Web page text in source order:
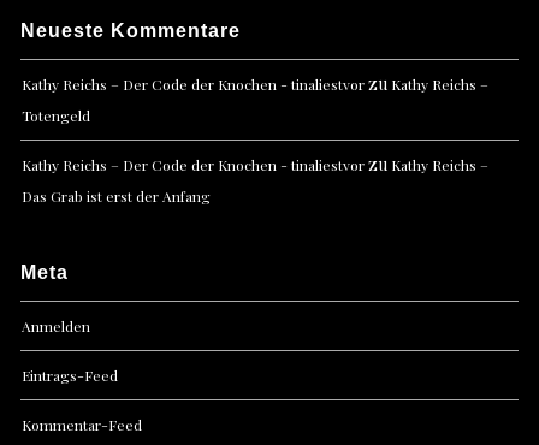
Neueste Kommentare
Kathy Reichs – Der Code der Knochen - tinaliestvorzu Kathy Reichs –
Totengeld
Kathy Reichs – Der Code der Knochen - tinaliestvorzu Kathy Reichs –
Das Grab ist erst der Anfang
Meta
Anmelden
Eintrags-Feed
Kommentar-Feed